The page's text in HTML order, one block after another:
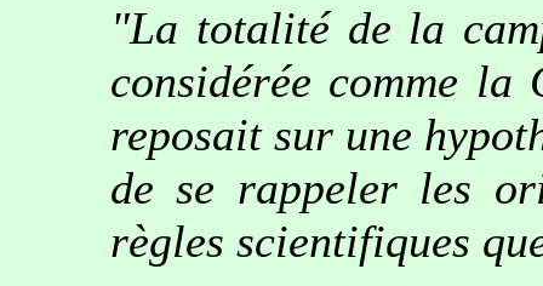
"La totalité de la
considérée comme la
reposait sur une
de se rappeler les
règles scientifiques